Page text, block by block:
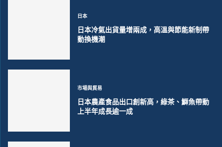
日本
日本冷氣出貨量增兩成，高溫與節能新制帶
動換機潮
市場與貿易
日本農產食品出口創新高，綠茶、鰤魚帶動
上半年成長逾一成